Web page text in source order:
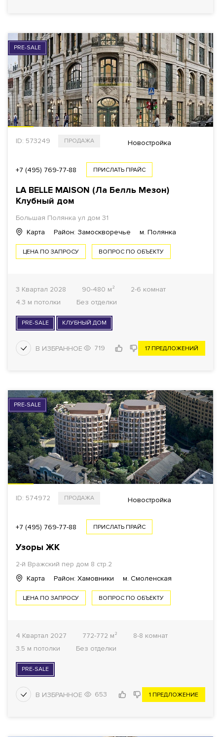
PRE-SALE
ID: 573249 ПРОДАЖА Новостройка
+7 (495) 769-77-88 ПРИСЛАТЬ ПРАЙС
LA BELLE MAISON (Ла Белль Мезон)
Клубный дом
Большая Полянка ул дом 31
Карта
Район: Замоскворечье м. Полянка
ЦЕНА ПО ЗАПРОСУ ВОПРОС ПО ОБЪЕКТУ
3 Квартал 2028 90-480 м²
2-6 комнат
4.3 м потолки
Без отделки
PRE-SALE КЛУБНЫЙ ДОМ
719 17 ПРЕДЛОЖЕНИЙ
PRE-SALE
ID: 574972 ПРОДАЖА Новостройка
+7 (495) 769-77-88 ПРИСЛАТЬ ПРАЙС
Узоры ЖК
2-й Вражский пер дом 8 стр.2
Карта
Район: Хамовники м. Смоленская
ЦЕНА ПО ЗАПРОСУ ВОПРОС ПО ОБЪЕКТУ
4 Квартал 2027 772-772 м²
8-8 комнат
3.5 м потолки
Без отделки
PRE-SALE
653 1 ПРЕДЛОЖЕНИЕ